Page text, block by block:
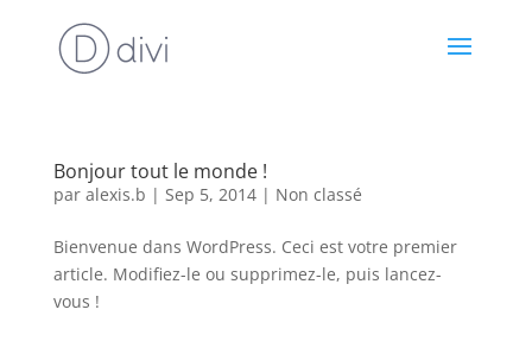
Bonjour tout le monde !
par alexis.b | Sep 5, 2014| Non classé
Bienvenue dans WordPress. Ceci est votre premier
article. Modifiez-le ou supprimez-le, puis lancez-
vous !